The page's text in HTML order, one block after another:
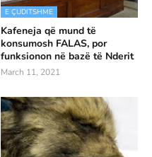
E ÇUDITSHME
Kafeneja që mund të
konsumosh FALAS, por
funksionon në bazë të Nderit
March 11, 2021